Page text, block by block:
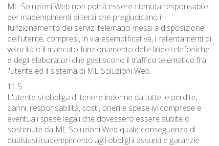
ML Soluzioni Web non potrà essere ritenuta responsabile
per inadempimenti di terzi che pregiudicano il
funzionamento dei servizi telematici messi a disposizione
dell'utente, compresi, in via esemplificativa, i rallentamenti di
velocità o il mancato funzionamento delle linee telefoniche
e degli elaboratori che gestiscono il traffico telematico fra
l'utente ed il sistema di ML Soluzioni Web.
11.5
L'utente si obbliga di tenere indenne da tutte le perdite,
danni, responsabilità, costi, oneri e spese ivi comprese e
eventuali spese legali che dovessero essere subite o
sostenute da ML Soluzioni Web quale conseguenza di
qualsiasi inadempimento agli obblighi assunti e garanzie